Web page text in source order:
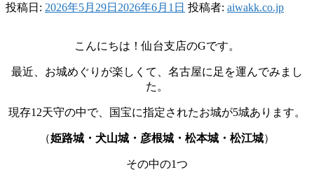
投稿日: 2026年5月29日 2026年6月1日 投稿者: aiwakk.co.jp
こんにちは！仙台支店のGです。
最近、お城めぐりが楽しくて、名古屋に足を運んでみまし
た。
現存12天守の中で、国宝に指定されたお城が5城あります。
（姫路城・犬山城・彦根城・松本城・松江城）
その中の1つ